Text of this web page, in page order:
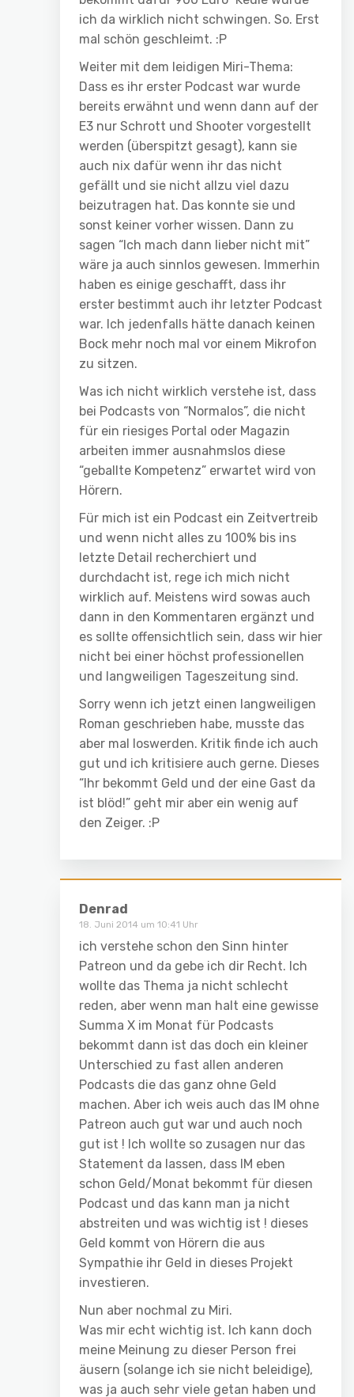
ich da wirklich nicht schwingen. So. Erst
mal schön geschleimt. :P
Weiter mit dem leidigen Miri-Thema:
Dass es ihr erster Podcast war wurde
bereits erwähnt und wenn dann auf der
E3 nur Schrott und Shooter vorgestellt
werden (überspitzt gesagt), kann sie
auch nix dafür wenn ihr das nicht
gefällt und sie nicht allzu viel dazu
beizutragen hat. Das konnte sie und
sonst keiner vorher wissen. Dann zu
sagen “Ich mach dann lieber nicht mit”
wäre ja auch sinnlos gewesen. Immerhin
haben es einige geschafft, dass ihr
erster bestimmt auch ihr letzter Podcast
war. Ich jedenfalls hätte danach keinen
Bock mehr noch mal vor einem Mikrofon
zu sitzen.
Was ich nicht wirklich verstehe ist, dass
bei Podcasts von “Normalos”, die nicht
für ein riesiges Portal oder Magazin
arbeiten immer ausnahmslos diese
“geballte Kompetenz” erwartet wird von
Hörern.
Für mich ist ein Podcast ein Zeitvertreib
und wenn nicht alles zu 100% bis ins
letzte Detail recherchiert und
durchdacht ist, rege ich mich nicht
wirklich auf. Meistens wird sowas auch
dann in den Kommentaren ergänzt und
es sollte offensichtlich sein, dass wir hier
nicht bei einer höchst professionellen
und langweiligen Tageszeitung sind.
Sorry wenn ich jetzt einen langweiligen
Roman geschrieben habe, musste das
aber mal loswerden. Kritik finde ich auch
gut und ich kritisiere auch gerne. Dieses
“Ihr bekommt Geld und der eine Gast da
ist blöd!” geht mir aber ein wenig auf
den Zeiger. :P
Denrad
18. Juni 2014 um 10:41 Uhr
ich verstehe schon den Sinn hinter
Patreon und da gebe ich dir Recht. Ich
wollte das Thema ja nicht schlecht
reden, aber wenn man halt eine gewisse
Summa X im Monat für Podcasts
bekommt dann ist das doch ein kleiner
Unterschied zu fast allen anderen
Podcasts die das ganz ohne Geld
machen. Aber ich weis auch das IM ohne
Patreon auch gut war und auch noch
gut ist ! Ich wollte so zusagen nur das
Statement da lassen, dass IM eben
schon Geld/Monat bekommt für diesen
Podcast und das kann man ja nicht
abstreiten und was wichtig ist ! dieses
Geld kommt von Hörern die aus
Sympathie ihr Geld in dieses Projekt
investieren.
Nun aber nochmal zu Miri.
Was mir echt wichtig ist. Ich kann doch
meine Meinung zu dieser Person frei
äusern (solange ich sie nicht beleidige),
was ja auch sehr viele getan haben und